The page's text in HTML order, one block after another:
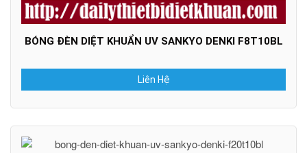
BÓNG ĐÈN DIỆT KHUẨN UV SANKYO DENKI F8T10BL
Liên Hệ